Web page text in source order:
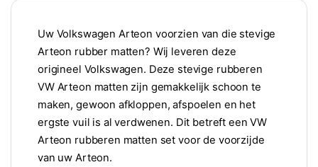
Uw Volkswagen Arteon voorzien van die stevige
Arteon rubber matten? Wij leveren deze
origineel Volkswagen. Deze stevige rubberen
VW Arteon matten zijn gemakkelijk schoon te
maken, gewoon afkloppen, afspoelen en het
ergste vuil is al verdwenen. Dit betreft een VW
Arteon rubberen matten set voor de voorzijde
van uw Arteon.